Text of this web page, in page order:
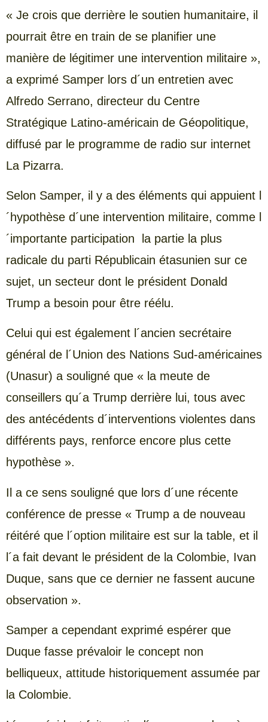
« Je crois que derrière le soutien humanitaire, il
pourrait être en train de se planifier une
manière de légitimer une intervention militaire »,
a exprimé Samper lors d´un entretien avec
Alfredo Serrano, directeur du Centre
Stratégique Latino-américain de Géopolitique,
diffusé par le programme de radio sur internet
La Pizarra.
Selon Samper, il y a des éléments qui appuient l
´hypothèse d´une intervention militaire, comme l
´importante participation la partie la plus
radicale du parti Républicain étasunien sur ce
sujet, un secteur dont le président Donald
Trump a besoin pour être réélu.
Celui qui est également l´ancien secrétaire
général de l´Union des Nations Sud-américaines
(Unasur) a souligné que « la meute de
conseillers qu´a Trump derrière lui, tous avec
des antécédents d´interventions violentes dans
différents pays, renforce encore plus cette
hypothèse ».
Il a ce sens souligné que lors d´une récente
conférence de presse « Trump a de nouveau
réitéré que l´option militaire est sur la table, et il
l´a fait devant le président de la Colombie, Ivan
Duque, sans que ce dernier ne fassent aucune
observation ».
Samper a cependant exprimé espérer que
Duque fasse prévaloir le concept non
belliqueux, attitude historiquement assumée par
la Colombie.